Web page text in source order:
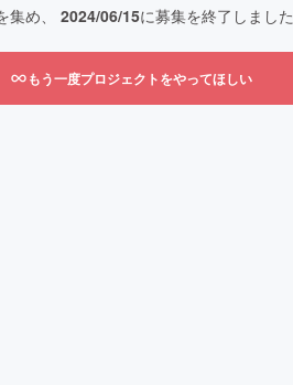
集め、 2024/06/15に募集を終了しました
もう一度プロジェクトをやってほしい